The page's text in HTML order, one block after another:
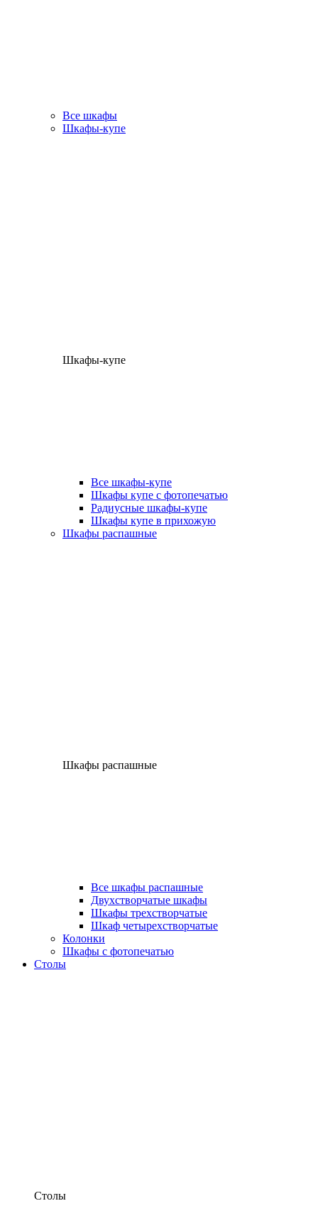
Все шкафы
Шкафы-купе
Шкафы-купе
Все шкафы-купе
Шкафы купе с фотопечатью
Радиусные шкафы-купе
Шкафы купе в прихожую
Шкафы распашные
Шкафы распашные
Все шкафы распашные
Двухстворчатые шкафы
Шкафы трехстворчатые
Шкаф четырехстворчатые
Колонки
Шкафы с фотопечатью
Столы
Столы